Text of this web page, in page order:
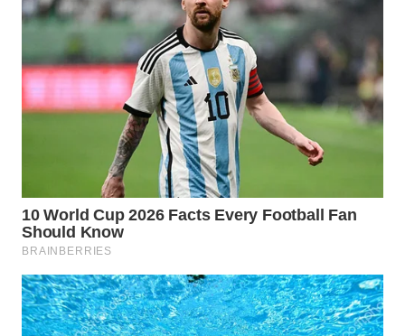
SUMEDANG
WN
CIANJUR
WN
TANGERANG
WN
BINJAI